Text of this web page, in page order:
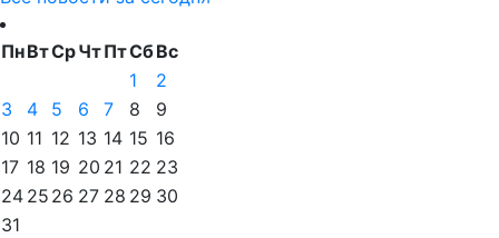
ПнВтСрЧтПтСбВс
1
2
3
4 5 6 7 8
9
10 11 12 13 14 15 16
17 18 19 20 21 22 23
24 25 26 27 28 29 30
31